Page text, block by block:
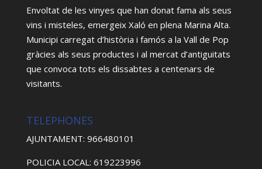
Envoltat de les vinyes que han donat fama als seus
vins i misteles, emergeix Xaló en plena Marina Alta.
Municipi carregat d’història i famós a la Vall de Pop
gràcies als seus productes i al mercat d’antiguitats
que convoca tots els dissabtes a centenars de
visitants.
TELEPHONES
AJUNTAMENT: 966480101
POLICIA LOCAL: 619223996